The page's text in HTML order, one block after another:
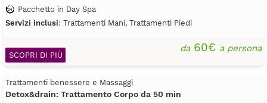
Pacchetto in Day Spa
Servizi inclusi: Trattamenti Mani, Trattamenti Piedi
da60€ a persona
SCOPRI DI PIÙ
Trattamenti benessere e Massaggi
Detox&drain: Trattamento Corpo da 50 min